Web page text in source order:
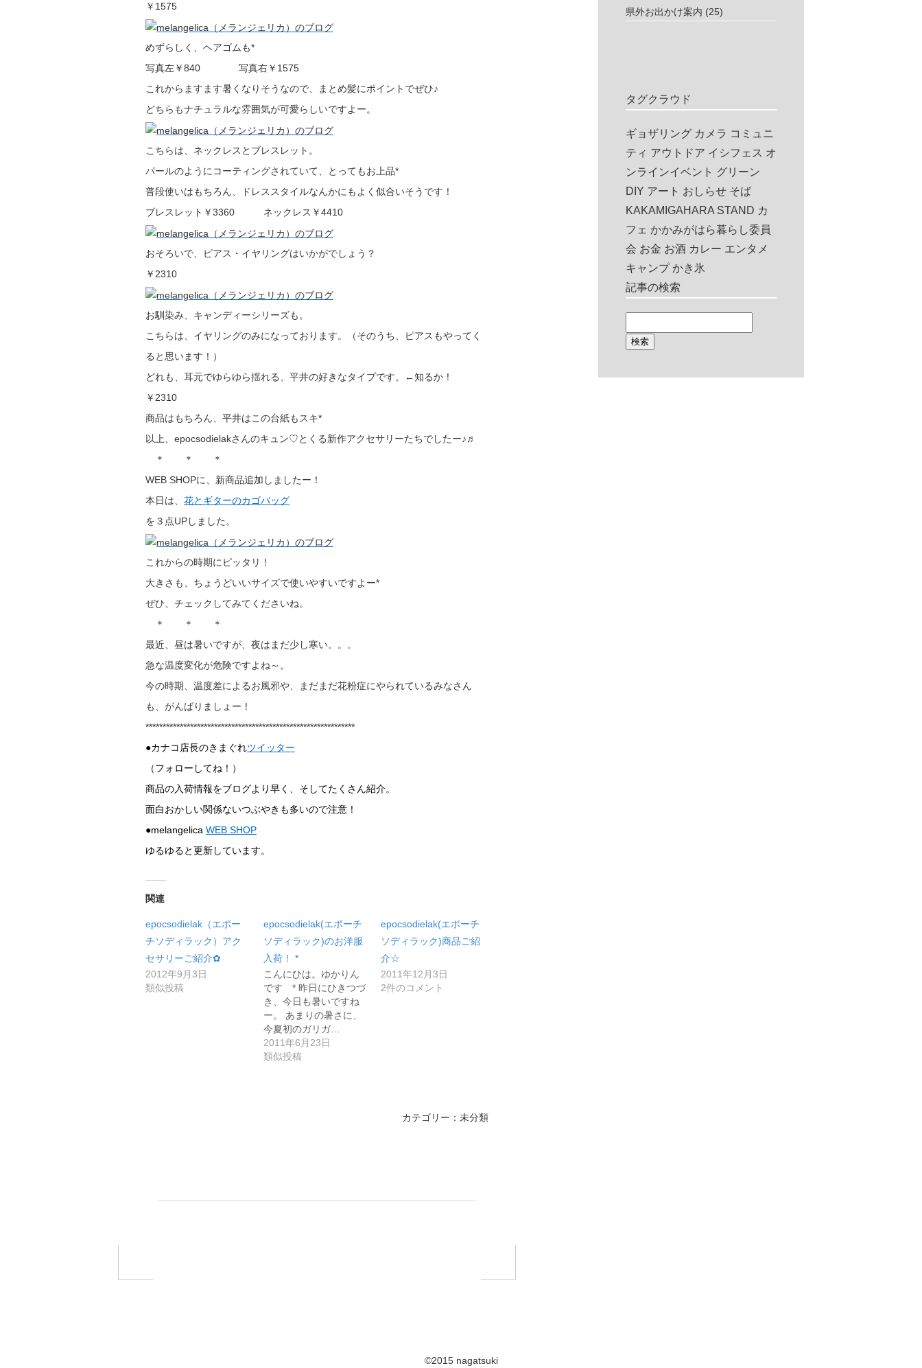
￥1575
めずらしく、ヘアゴムも*
写真左￥840 写真右￥1575
これからますます暑くなりそうなので、まとめ髪にポイントでぜひ♪
どちらもナチュラルな雰囲気が可愛らしいですよー。
こちらは、ネックレスとブレスレット。
パールのようにコーティングされていて、とってもお上品*
普段使いはもちろん、ドレススタイルなんかにもよく似合いそうです！
ブレスレット￥3360 ネックレス￥4410
おそろいで、ピアス・イヤリングはいかがでしょう？
￥2310
お馴染み、キャンディーシリーズも。
こちらは、イヤリングのみになっております。（そのうち、ピアスもやってく
ると思います！）
どれも、耳元でゆらゆら揺れる、平井の好きなタイプです。←知るか！
￥2310
商品はもちろん、平井はこの台紙もスキ*
以上、epocsodielakさんのキュン♡とくる新作アクセサリーたちでしたー♪♬
＊ ＊ ＊
WEB SHOPに、新商品追加しましたー！
本日は、 花とギターのカゴバッグ
を３点UPしました。
これからの時期にピッタリ！
大きさも、ちょうどいいサイズで使いやすいですよー*
ぜひ、チェックしてみてくださいね。
＊ ＊ ＊
最近、昼は暑いですが、夜はまだ少し寒い。。。
急な温度変化が危険ですよね～。
今の時期、温度差によるお風邪や、まだまだ花粉症にやられているみなさん
も、がんばりましょー！
*************************************************************
●カナコ店長のきまぐれツイッター
（フォローしてね！）
商品の入荷情報をブログより早く、そしてたくさん紹介。
面白おかしい関係ないつぶやきも多いので注意！
●melangelica WEB SHOP
ゆるゆると更新しています。
関連
epocsodielak（エポー
チソディラック）アク
セサリーご紹介✿
2012年9月3日
類似投稿
epocsodielak(エポーチ
ソディラック)のお洋服
入荷！ *
こんにひは。ゆかりん
です * 昨日にひきつづ
き、今日も暑いですね
ー。 あまりの暑さに、
今夏初のガリガ…
2011年6月23日
類似投稿
epocsodielak(エポーチ
ソディラック)商品ご紹
介☆
2011年12月3日
2件のコメント
カテゴリー：未分類
県外お出かけ案内 (25)
タグクラウド
ギョザリング カメラ コミュニ
ティ アウトドア イシフェス オ
ンラインイベント グリーン
DIY アート おしらせ そば
KAKAMIGAHARA STAND カ
フェ かかみがはら暮らし委員
会 お金 お酒 カレー エンタメ
キャンプ かき氷
記事の検索
©2015 nagatsuki